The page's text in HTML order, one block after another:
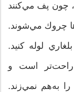
چون پف مي‌كنند
چروك مي‌شوند.
لوله كنيد.
راحت‌تر است و
به‌هم نمي‌زند.